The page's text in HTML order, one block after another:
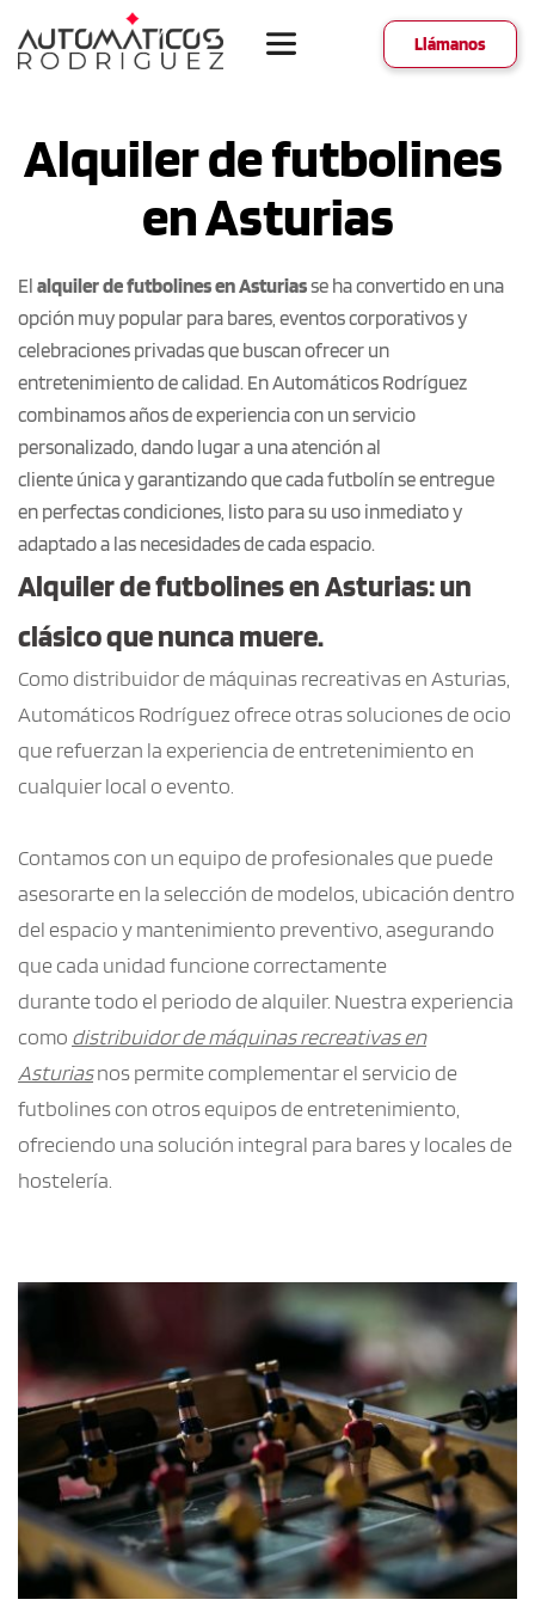
Llámanos
Alquiler de futbolines
en Asturias
El alquiler de futbolines en Asturias se ha convertido en una
opción muy popular para bares, eventos corporativos y
celebraciones privadas que buscan ofrecer un
entretenimiento de calidad. En Automáticos Rodríguez
combinamos años de experiencia con un servicio
personalizado, dando lugar a una atención al
cliente única y garantizando que cada futbolín se entregue
en perfectas condiciones, listo para su uso inmediato y
adaptado a las necesidades de cada espacio.
Alquiler de futbolines en Asturias: un
clásico que nunca muere.
Como distribuidor de máquinas recreativas en Asturias,
Automáticos Rodríguez ofrece otras soluciones de ocio
que refuerzan la experiencia de entretenimiento en
cualquier local o evento.
Contamos con un equipo de profesionales que puede
asesorarte en la selección de modelos, ubicación dentro
del espacio y mantenimiento preventivo, asegurando
que cada unidad funcione correctamente
durante todo el periodo de alquiler. Nuestra experiencia
como distribuidor de máquinas recreativas en
Asturias nos permite complementar el servicio de
futbolines con otros equipos de entretenimiento,
ofreciendo una solución integral para bares y locales de
hostelería.